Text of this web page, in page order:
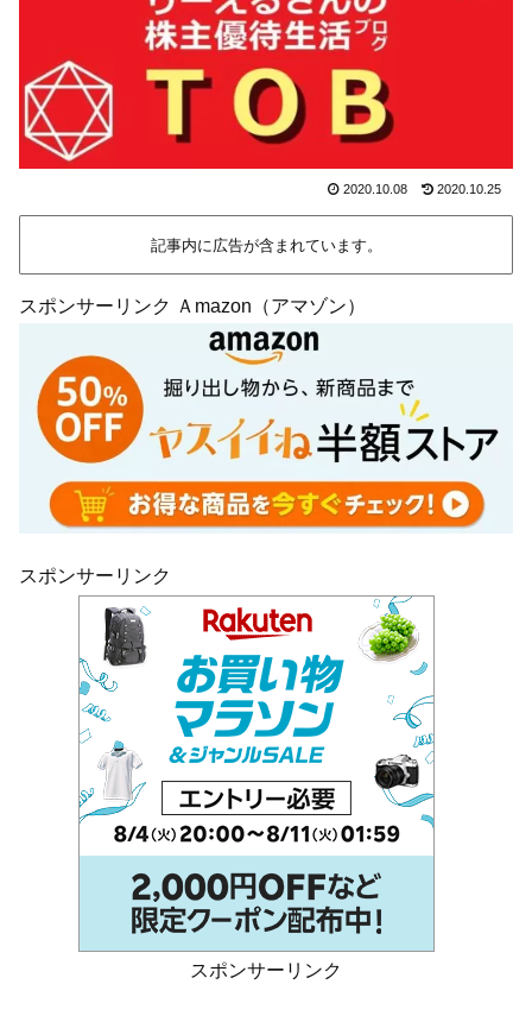
2020.10.08 2020.10.25
記事内に広告が含まれています。
スポンサーリンク Ａmazon（アマゾン）
スポンサーリンク
スポンサーリンク